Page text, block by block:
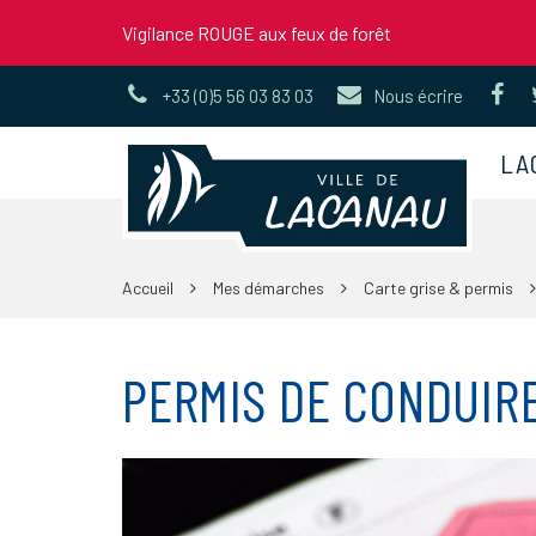
Vigilance ROUGE aux feux de forêt
+33 (0)5 56 03 83 03 Nous écrire
le
Accueil Mes démarches Carte grise & permis
PERMIS DE